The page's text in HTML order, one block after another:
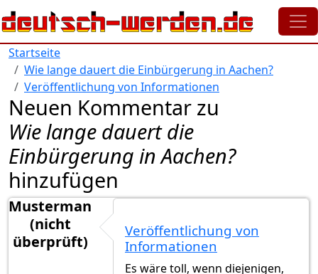
Direkt zum Inhalt
Startseite
Wie lange dauert die Einbürgerung in Aachen?
Veröffentlichung von Informationen
Neuen Kommentar zu
Wie lange dauert die
Einbürgerung in Aachen?
hinzufügen
Musterman
(nicht
überprüft)
Veröffentlichung von
Informationen
Es wäre toll, wenn diejenigen,